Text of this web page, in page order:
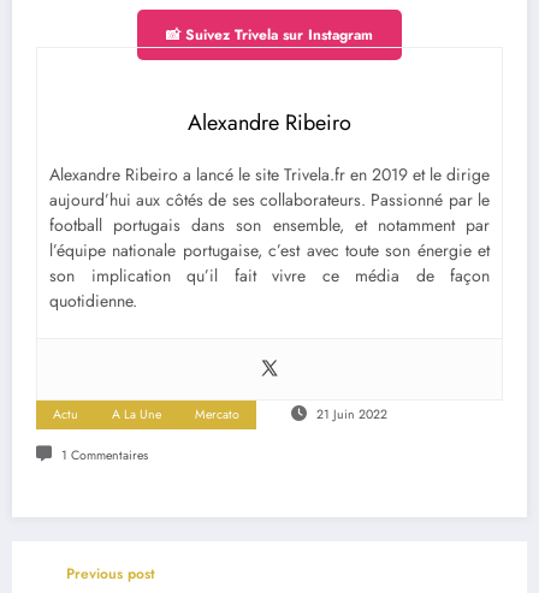
📸 Suivez Trivela sur Instagram
Alexandre Ribeiro
Alexandre Ribeiro a lancé le site Trivela.fr en 2019 et le dirige
aujourd’hui aux côtés de ses collaborateurs. Passionné par le
football portugais dans son ensemble, et notamment par
l’équipe nationale portugaise, c’est avec toute son énergie et
son implication qu’il fait vivre ce média de façon
quotidienne.
Actu A La Une Mercato 21 Juin 2022
1 Commentaires
Previous post